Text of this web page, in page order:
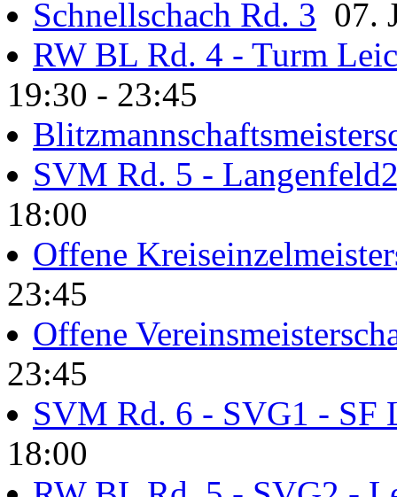
Schnellschach Rd. 3 07.
RW BL Rd. 4 - Turm
19:30 - 23:45
SVM Rd. 5 -
18:00
Offene
23:45
Offene
23:45
SVM Rd. 6 - SVG1 - SF
18:00